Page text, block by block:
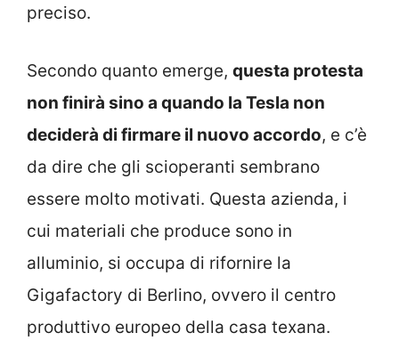
preciso.
Secondo quanto emerge, questa protesta
non finirà sino a quando la Tesla non
deciderà di firmare il nuovo accordo, e c’è
da dire che gli scioperanti sembrano
essere molto motivati. Questa azienda, i
cui materiali che produce sono in
alluminio, si occupa di rifornire la
Gigafactory di Berlino, ovvero il centro
produttivo europeo della casa texana.